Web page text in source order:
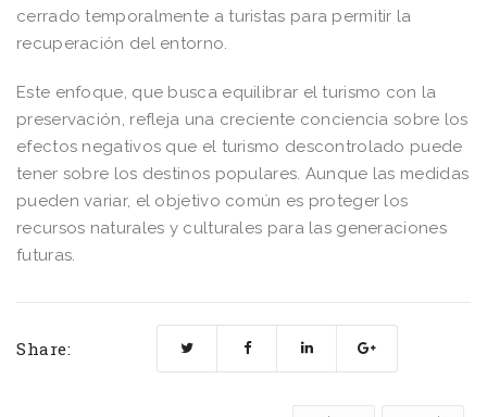
cerrado temporalmente a turistas para permitir la
recuperación del entorno.
Este enfoque, que busca equilibrar el turismo con la
preservación, refleja una creciente conciencia sobre los
efectos negativos que el turismo descontrolado puede
tener sobre los destinos populares. Aunque las medidas
pueden variar, el objetivo común es proteger los
recursos naturales y culturales para las generaciones
futuras.
Share: